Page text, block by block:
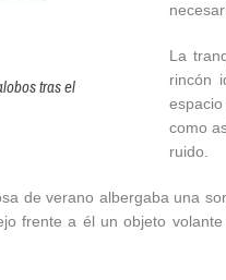
tras el
La
rincón
como
ruido.
de verano albergaba una
frente a él un objeto